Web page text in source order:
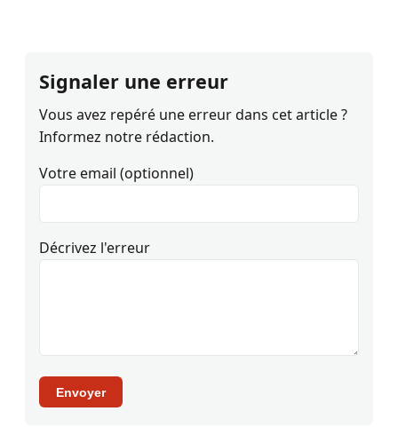
Signaler une erreur
Vous avez repéré une erreur dans cet article ?
Informez notre rédaction.
Votre email (optionnel)
Décrivez l'erreur
Envoyer